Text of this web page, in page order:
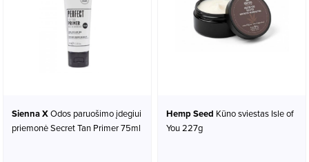
Sienna X
priemonė Secret Tan Primer 75ml
Hemp Seed
You 227g